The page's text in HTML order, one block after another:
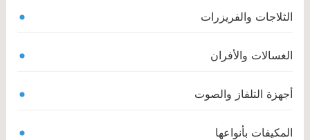
الثلاجات والفريزرات
الغسالات والأفران
أجهزة التلفاز والصوت
المكيفات بأنواعها